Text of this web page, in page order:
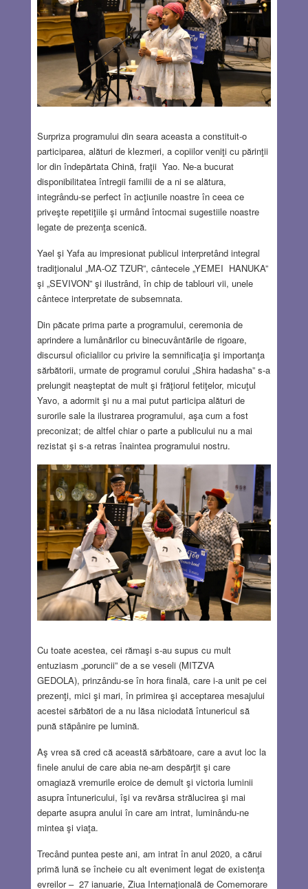
Surpriza programului din seara aceasta a constituit-o
participarea, alături de klezmeri, a copiilor veniţi cu părinţii
lor din îndepărtata Chină, fraţii Yao. Ne-a bucurat
disponibilitatea întregii familii de a ni se alătura,
integrându-se perfect în acţiunile noastre în ceea ce
priveşte repetiţiile şi urmând întocmai sugestiile noastre
legate de prezenţa scenică.
Yael şi Yafa au impresionat publicul interpretând integral
tradiţionalul „MA-OZ TZUR”, cântecele „YEMEI HANUKA”
şi „SEVIVON” şi ilustrând, în chip de tablouri vii, unele
cântece interpretate de subsemnata.
Din păcate prima parte a programului, ceremonia de
aprindere a lumânărilor cu binecuvântările de rigoare,
discursul oficialilor cu privire la semnificaţia şi importanţa
sărbătorii, urmate de programul corului „Shira hadasha” s-a
prelungit neaşteptat de mult şi frăţiorul fetiţelor, micuţul
Yavo, a adormit şi nu a mai putut participa alături de
surorile sale la ilustrarea programului, aşa cum a fost
preconizat; de altfel chiar o parte a publicului nu a mai
rezistat şi s-a retras înaintea programului nostru.
Cu toate acestea, cei rămaşi s-au supus cu mult
entuziasm „poruncii” de a se veseli (MITZVA
GEDOLA), prinzându-se în hora finală, care i-a unit pe cei
prezenţi, mici şi mari, în primirea şi acceptarea mesajului
acestei sărbători de a nu lăsa niciodată întunericul să
pună stăpânire pe lumină.
Aş vrea să cred că această sărbătoare, care a avut loc la
finele anului de care abia ne-am despărţit şi care
omagiază vremurile eroice de demult şi victoria luminii
asupra întunericului, îşi va revărsa strălucirea şi mai
departe asupra anului în care am intrat, luminându-ne
mintea şi viaţa.
Trecând puntea peste ani, am intrat în anul 2020, a cărui
primă lună se încheie cu alt eveniment legat de existenţa
evreilor – 27 ianuarie, Ziua Internaţională de Comemorare